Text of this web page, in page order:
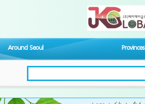
Around Seoul Provinces